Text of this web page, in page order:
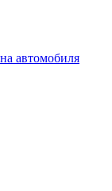
автомобиля